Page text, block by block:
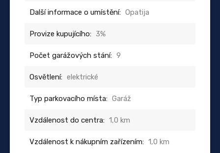
Další informace o umístění: Opatija
Provize kupujícího: 3%
Počet garážových stání: 9
Osvětlení: elektrické
Typ parkovacího místa: Garáž
Vzdálenost do centra: 1,0 km
Vzdálenost k nákupním zařízením: 1,0 km